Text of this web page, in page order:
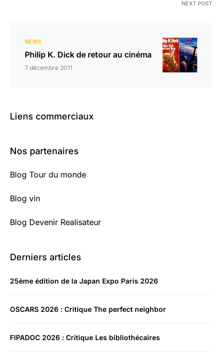
NEXT POST
NEWS
Philip K. Dick de retour au cinéma
7 décembre 2011
Liens commerciaux
Nos partenaires
Blog Tour du monde
Blog vin
Blog Devenir Realisateur
Derniers articles
25ème édition de la Japan Expo Paris 2026
OSCARS 2026 : Critique The perfect neighbor
FIPADOC 2026 : Critique Les bibliothécaires